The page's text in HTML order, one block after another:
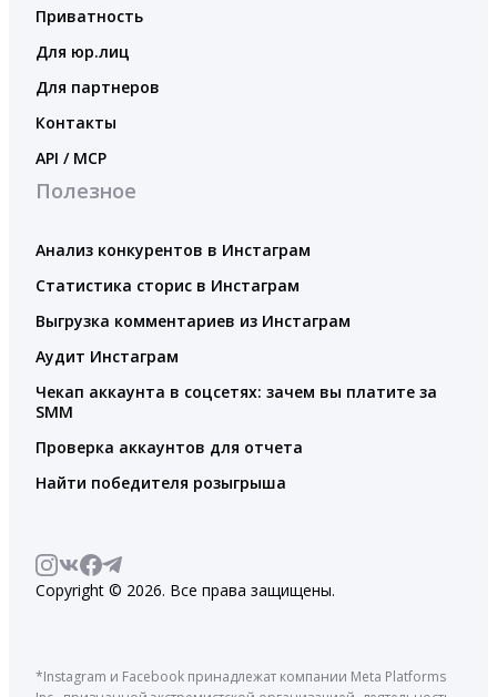
Приватность
Для юр.лиц
Для партнеров
Контакты
API / MCP
Полезное
Анализ конкурентов в Инстаграм
Статистика сторис в Инстаграм
Выгрузка комментариев из Инстаграм
Аудит Инстаграм
Чекап аккаунта в соцсетях: зачем вы платите за
SMM
Проверка аккаунтов для отчета
Найти победителя розыгрыша
Copyright © 2026. Все права защищены.
*Instagram и Facebook принадлежат компании Meta Platforms